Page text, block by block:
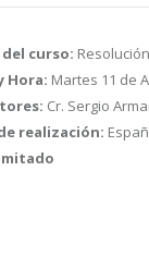
curso:
Hora: Martes 11 de
Cr. Sergio
realización: